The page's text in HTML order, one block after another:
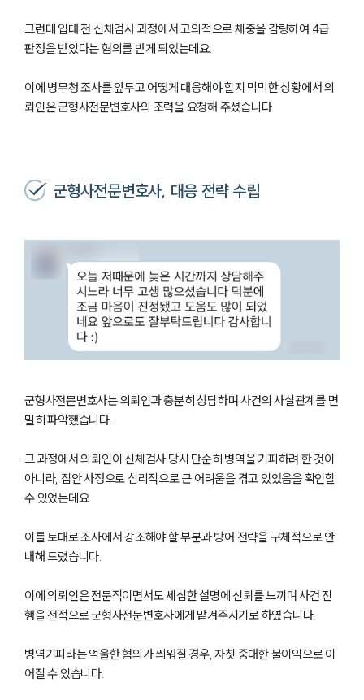
그런데 입대 전 신체검사 과정에서 고의적으로 체중을 감량하여 4급
판정을 받았다는 혐의를 받게 되었는데요.
이에 병무청 조사를 앞두고 어떻게 대응해야 할지 막막한 상황에서 의
뢰인은 군형사전문변호사의 조력을 요청해 주셨습니다.
군형사전문변호사, 대응 전략 수립
군형사전문변호사는 의뢰인과 충분히 상담하며 사건의 사실관계를 면
밀히 파악했습니다.
그 과정에서 의뢰인이 신체검사 당시 단순히 병역을 기피하려 한 것이
아니라, 집안 사정으로 심리적으로 큰 어려움을 겪고 있었음을 확인할
수 있었는데요.
이를 토대로 조사에서 강조해야 할 부분과 방어 전략을 구체적으로 안
내해 드렸습니다.
이에 의뢰인은 전문적이면서도 세심한 설명에 신뢰를 느끼며 사건 진
행을 전적으로 군형사전문변호사에게 맡겨주시기로 하였습니다.
병역기피라는 억울한 혐의가 씌워질 경우, 자칫 중대한 불이익으로 이
어질 수 있습니다.